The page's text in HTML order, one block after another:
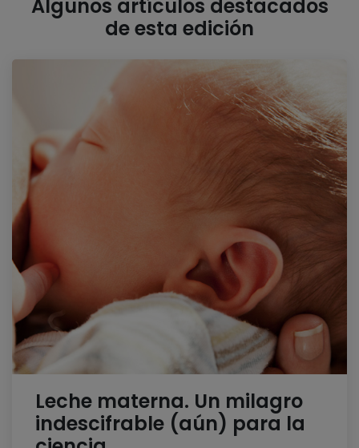
Algunos artículos destacados
de esta edición
Leche materna. Un milagro
indescifrable (aún) para la